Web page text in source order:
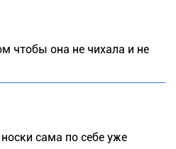
чтобы она не чихала и не
сама по себе уже